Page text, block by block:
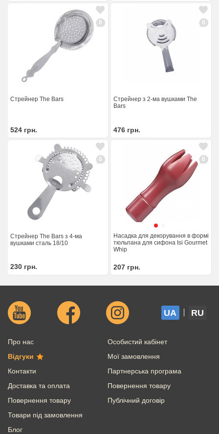
0
Стрейнер The Bars
524 грн.
0
Стрейнер з 2-ма вушками The
Bars
476 грн.
0
Стрейнер The Bars з 4-ма
вушками сталь 18/10
230 грн.
0
Насадка для декорування в формі
тюльпана для сифона Isi Gourmet
Whip
207 грн.
UA RU
Про нас
Відгуки
Контакти
Доставка та оплата
Повернення товару
Товари під замовлення
Блог
Особистий кабінет
Мої замовлення
Партнерська програма
Повернення товару
Публічний договір